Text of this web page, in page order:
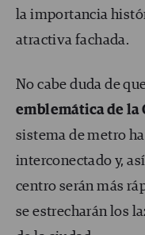
la importancia
atractiva fachada.
No cabe duda de
emblemática de la
sistema de metro
interconectado y,
centro serán más
se estrecharán los